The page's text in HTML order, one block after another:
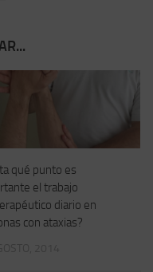
qué punto es
el trabajo
diario en
con ataxias?